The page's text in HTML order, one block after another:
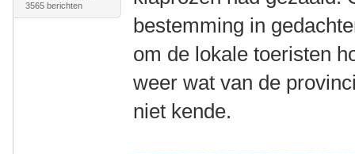
3565 berichten
bestemming in
om de lokale toeristen
weer wat van de
niet kende.